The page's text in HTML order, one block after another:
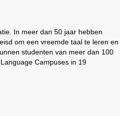
In meer dan 50 jaar hebben
om een vreemde taal te leren en
studenten van meer dan 100
Campuses in 19